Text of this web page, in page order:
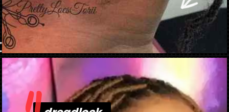
Ouverture